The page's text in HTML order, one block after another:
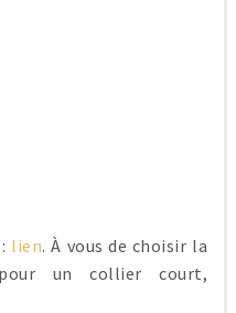
lien. À vous de choisir la
un collier court,